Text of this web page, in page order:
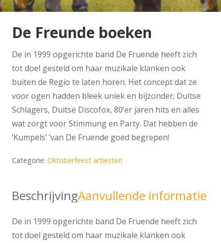
De Freunde boeken
De in 1999 opgerichte band De Fruende heeft zich
tot doel gesteld om haar muzikale klanken ook
buiten de Regio te laten horen. Het concept dat ze
voor ogen hadden bleek uniek en bijzonder; Duitse
Schlagers, Duitse Discofox, 80’er jaren hits en alles
wat zorgt voor Stimmung en Party. Dat hebben de
‘Kumpels’ ‘van De Fruende goed begrepen!
Categorie: Oktoberfeest artiesten
BeschrijvingAanvullende informatie
De in 1999 opgerichte band De Fruende heeft zich
tot doel gesteld om haar muzikale klanken ook